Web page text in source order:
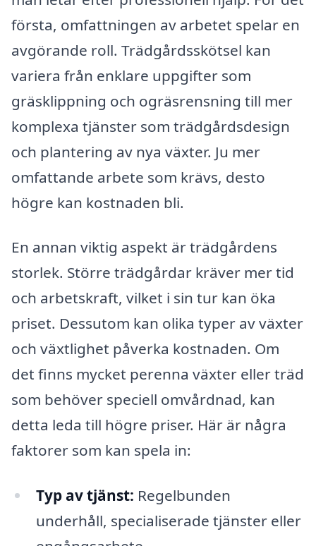
första, omfattningen av arbetet spelar en
avgörande roll. Trädgårdsskötsel kan
variera från enklare uppgifter som
gräsklippning och ogräsrensning till mer
komplexa tjänster som trädgårdsdesign
och plantering av nya växter. Ju mer
omfattande arbete som krävs, desto
högre kan kostnaden bli.
En annan viktig aspekt är trädgårdens
storlek. Större trädgårdar kräver mer tid
och arbetskraft, vilket i sin tur kan öka
priset. Dessutom kan olika typer av växter
och växtlighet påverka kostnaden. Om
det finns mycket perenna växter eller träd
som behöver speciell omvårdnad, kan
detta leda till högre priser. Här är några
faktorer som kan spela in:
Typ av tjänst: Regelbunden
underhåll, specialiserade tjänster eller